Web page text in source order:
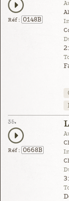
Réf : 0148B
35.
Réf : 0668B